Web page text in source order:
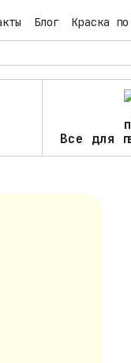
Блог Краска
Все для